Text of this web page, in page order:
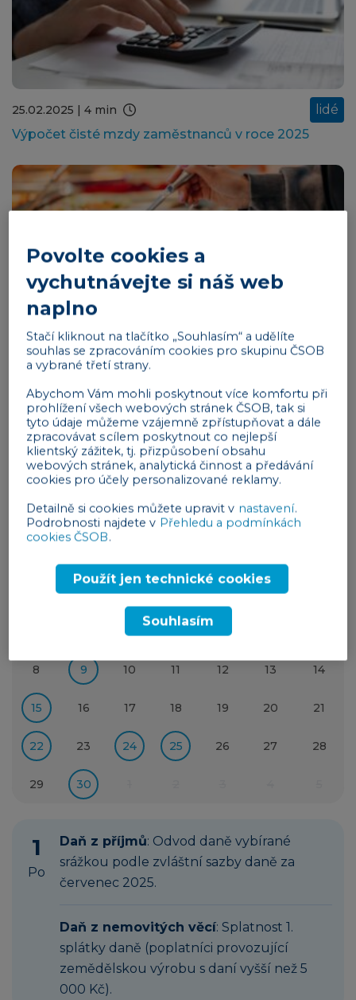
25.02.2025 | 4 min
lidé
Výpočet čisté mzdy zaměstnanců v roce 2025
20.02.2025| 2 min
Stravování zaměstnanců v roce 2025
Všechny články
Daňový kalendář
Út St Čt Pá So
3
8 9 10 11 12 13 14
15 16 17 18 19 20 21
22 23 24 25 26 27 28
29 30
1
Po
Daň z příjmů: Odvod daně vybírané
srážkou podle zvláštní sazby daně za
červenec 2025.
Daň z nemovitých věcí: Splatnost 1.
splátky daně (poplatníci provozující
zemědělskou výrobu s daní vyšší než 5
000 Kč).
Povolte cookies a
vychutnávejte si náš web
naplno
Stačí kliknout na tlačítko „Souhlasím“ a udělíte
souhlas se zpracováním cookies pro skupinu ČSOB
a vybrané třetí strany.
Abychom Vám mohli poskytnout více komfortu při
prohlížení všech webových stránek ČSOB, tak si
tyto údaje můžeme vzájemně zpřístupňovat a dále
zpracovávat s cílem poskytnout co nejlepší
klientský zážitek, tj. přizpůsobení obsahu
webových stránek, analytická činnost a předávání
cookies pro účely personalizované reklamy.
Detailně si cookies můžete upravit v nastavení.
Podrobnosti najdete v Přehledu a podmínkách
cookies ČSOB.
Použít jen technické cookies
Souhlasím